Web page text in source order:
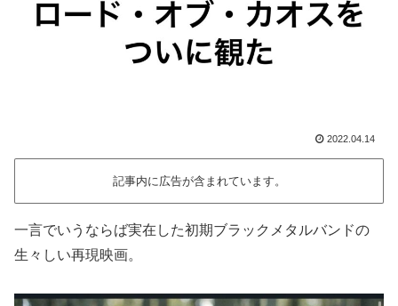
2022.04.14
記事内に広告が含まれています。
一言でいうならば実在した初期ブラックメタルバンドの
生々しい再現映画。